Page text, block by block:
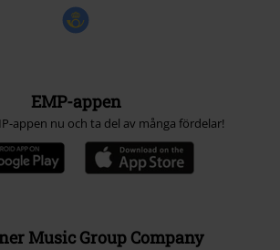
EMP-appen
appen nu och ta del av många fördelar!
Music Group Company